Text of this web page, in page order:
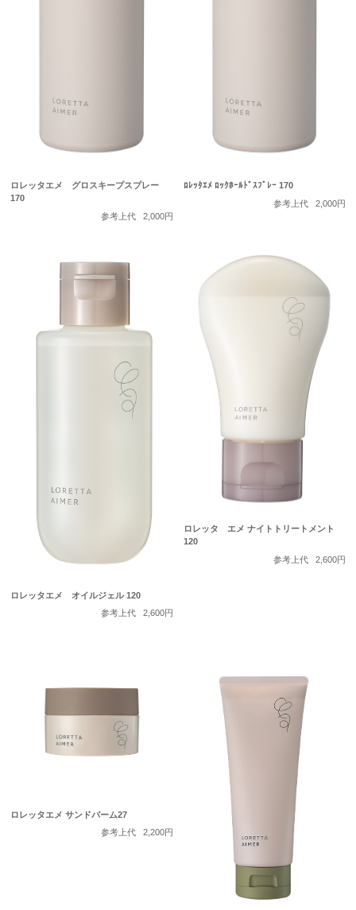
ロレッタエメ グロスキープスプレー
170
参考上代
2,000円
ﾛﾚｯﾀｴﾒ ﾛｯｸﾎｰﾙﾄﾞｽﾌﾟﾚｰ 170
参考上代
2,000円
ロレッタエメ オイルジェル 120
参考上代
2,600円
ロレッタ エメ ナイトトリートメント
120
参考上代
2,600円
ロレッタエメ サンドバーム27
参考上代
2,200円